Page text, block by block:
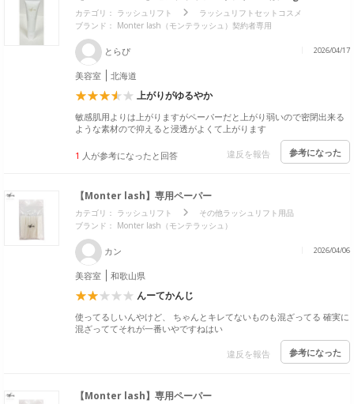
カテゴリ： ラッシュリフト
ラッシュリフトセットコスメ
ブランド： Monter lash（モンテラッシュ）契約者専用
とらぴ 2026/04/17
美容室 北海道
上がりがゆるやか
敏感肌用よりは上がりますがペーパーだと上がり弱いので密閉出来る
ような素材ので抑えると浸透がよくて上がります
1 人が参考になったと回答 違反を報告 参考になった
【Monter lash】専用ペーパー
カテゴリ： ラッシュリフト
その他ラッシュリフト用品
ブランド： Monter lash（モンテラッシュ）
カン 2026/04/06
美容室 和歌山県
んーてかんじ
使ってるしいんやけど、 ちゃんとキレてないものも混ざってる 確実に
混ざっててそれが一番いやですねはい
違反を報告 参考になった
【Monter lash】専用ペーパー